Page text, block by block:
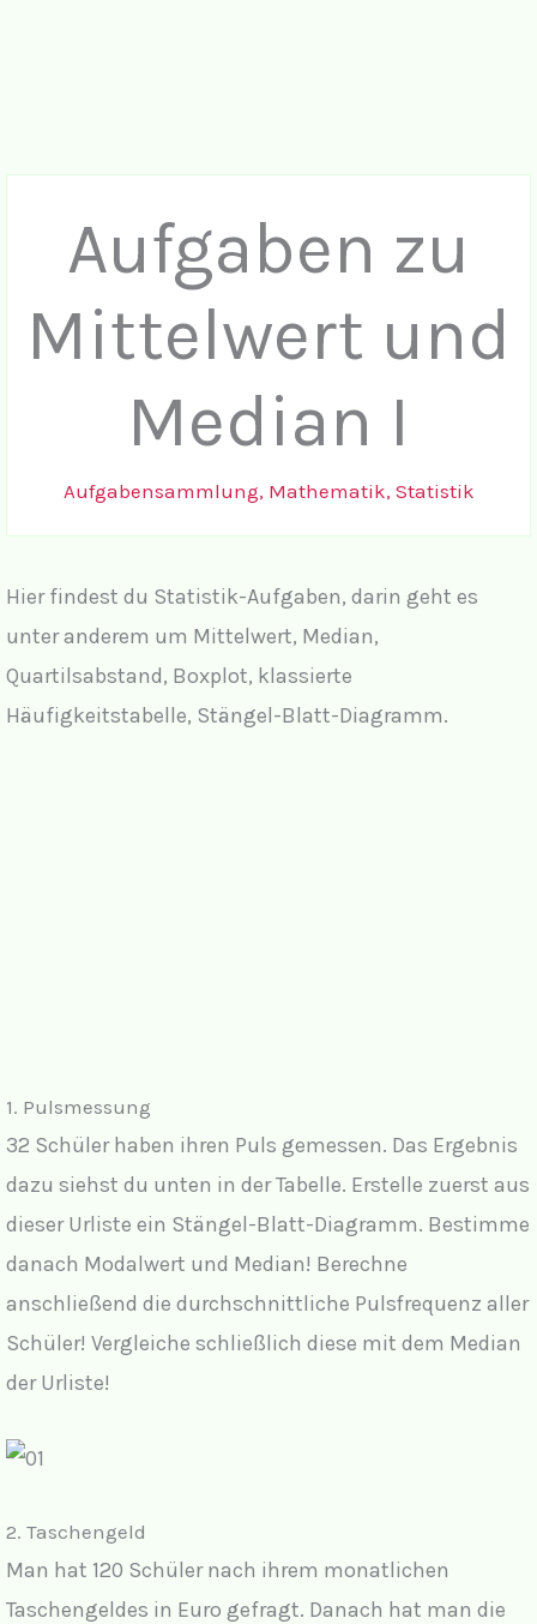
Aufgaben zu
Mittelwert und
Median I
Aufgabensammlung, Mathematik, Statistik
Hier findest du Statistik-Aufgaben, darin geht es
unter anderem um Mittelwert, Median,
Quartilsabstand, Boxplot, klassierte
Häufigkeitstabelle, Stängel-Blatt-Diagramm.
1. Pulsmessung
32 Schüler haben ihren Puls gemessen. Das Ergebnis
dazu siehst du unten in der Tabelle. Erstelle zuerst aus
dieser Urliste ein Stängel-Blatt-Diagramm. Bestimme
danach Modalwert und Median! Berechne
anschließend die durchschnittliche Pulsfrequenz aller
Schüler! Vergleiche schließlich diese mit dem Median
der Urliste!
2. Taschengeld
Man hat 120 Schüler nach ihrem monatlichen
Taschengeldes in Euro gefragt. Danach hat man die